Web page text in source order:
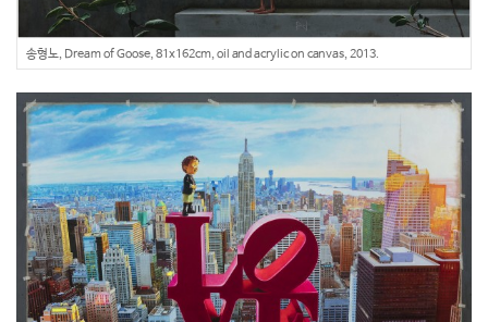
송형노, Dream of Goose, 81x162cm, oil and acrylic on canvas, 2013.